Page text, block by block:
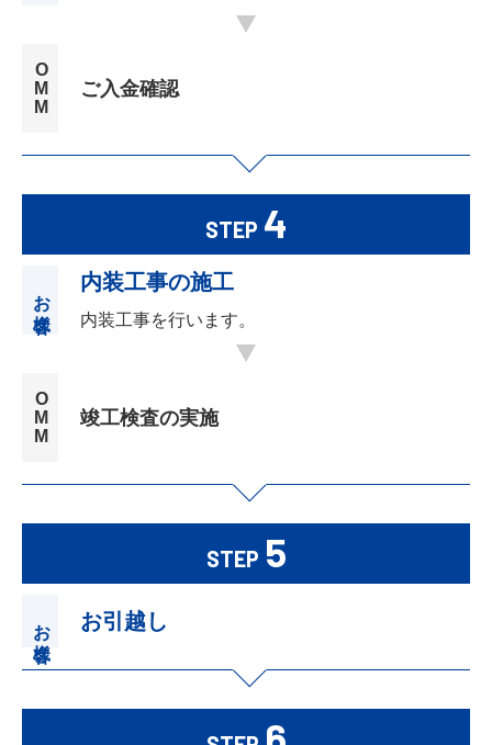
OMM ご入金確認
STEP 4
お客様 内装工事の施工
内装工事を行います。
OMM 竣工検査の実施
STEP 5
お客様 お引越し